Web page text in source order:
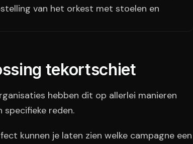
tekortschiet
hebben dit op allerlei manieren
specifieke reden.
kunnen je laten zien welke campagne een